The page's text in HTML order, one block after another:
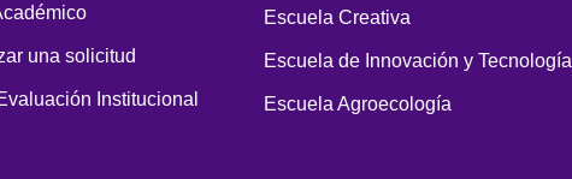
una solicitud
Institucional
Escuela Creativa
Escuela de Innovación y Tecnología
Escuela Agroecología